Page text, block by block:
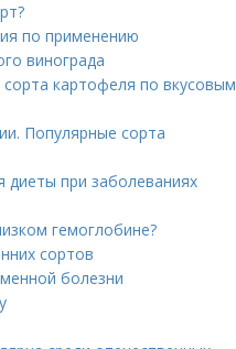
по применению
винограда
картофеля по вкусовым
Популярные сорта
диеты при заболеваниях
гемоглобине?
сортов
болезни